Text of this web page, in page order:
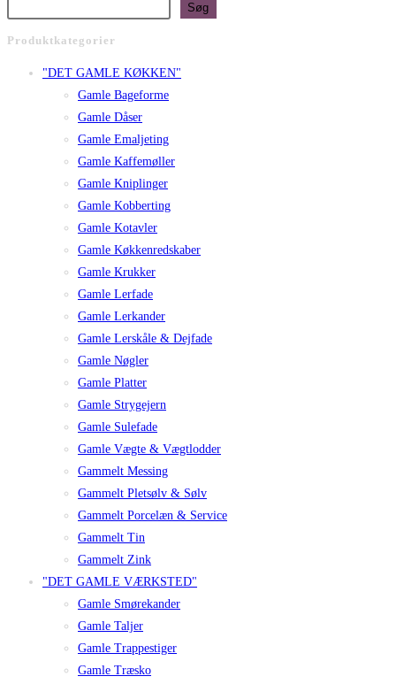
Søg
Produktkategorier
"DET GAMLE KØKKEN"
Gamle Bageforme
Gamle Dåser
Gamle Emaljeting
Gamle Kaffemøller
Gamle Kniplinger
Gamle Kobberting
Gamle Kotavler
Gamle Køkkenredskaber
Gamle Krukker
Gamle Lerfade
Gamle Lerkander
Gamle Lerskåle & Dejfade
Gamle Nøgler
Gamle Platter
Gamle Strygejern
Gamle Sulefade
Gamle Vægte & Vægtlodder
Gammelt Messing
Gammelt Pletsølv & Sølv
Gammelt Porcelæn & Service
Gammelt Tin
Gammelt Zink
"DET GAMLE VÆRKSTED"
Gamle Smørekander
Gamle Taljer
Gamle Trappestiger
Gamle Træsko